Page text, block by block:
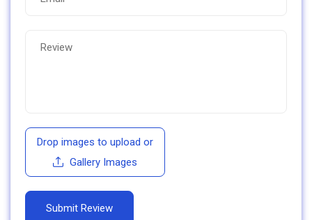
Drop images to upload or
Gallery Images